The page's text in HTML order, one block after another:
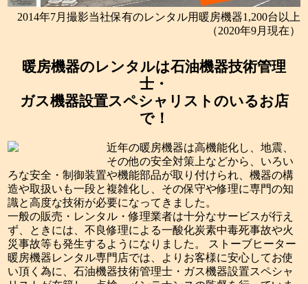
2014年7月撮影当社保有のレンタル用暖房機器1,200台以上
（2020年9月現在）
暖房機器のレンタルは石油機器技術管理
士・
ガス機器設置スペシャリストのいるお店
で！
近年の暖房機器は高機能化し、地震、
その他の安全対策上などから、いろい
ろな安全・制御装置や機能部品が取り付けられ、機器の構
造や取扱いも一段と複雑化し、その保守や修理に専門の知
識と高度な技術が必要になってきました。
一般の販売・レンタル・修理業者は十分なサービスが行え
ず、ときには、不良修理による一酸化炭素中毒死事故や火
災事故等も発生するようになりました。 ストーブヒーター
暖房機器レンタル専門店では、よりお客様に安心してお使
い頂く為に、石油機器技術管理士・ガス機器設置スペシャ